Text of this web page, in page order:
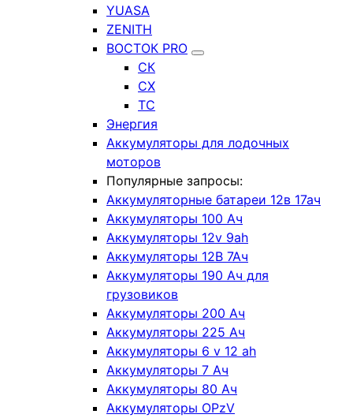
YUASA
ZENITH
ВОСТОК PRO
СК
СХ
ТС
Энергия
Аккумуляторы для лодочных
моторов
Популярные запросы:
Аккумуляторные батареи 12в 17ач
Аккумуляторы 100 Ач
Аккумуляторы 12v 9ah
Аккумуляторы 12В 7Ач
Аккумуляторы 190 Ач для
грузовиков
Аккумуляторы 200 Ач
Аккумуляторы 225 Ач
Аккумуляторы 6 v 12 ah
Аккумуляторы 7 Ач
Аккумуляторы 80 Ач
Аккумуляторы OPzV